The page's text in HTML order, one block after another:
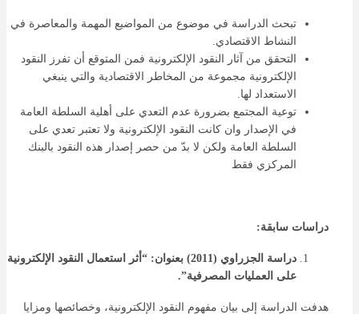
تبحث الدراسة في موضوع من المواضيع المهمة والمعاصرة في
النشاط الاقتصادي.
التحقق من آثار النقود الإلكترونية فمن المتوقع أن تفرز النقود
الإلكترونية مجموعة من المخاطر الاقتصادية والتي ينبغي
الاستعداد لها.
توعية المجتمع بضرورة عدم التعدي على أهلية السلطة العامة
في الإصدار وان كانت النقود الإلكترونية ولا تعتبر تعدي على
السلطة العامة ولكن لا بدّ من حصر إصدار هذه النقود بالبنك
المركزي فقط
دراسات سابقة:
دراسة الجزراوي (2011) بعنوان: “أثر استعمال النقود الإلكترونية
على العمليات المصرفية”.
هدفت الدراسة إلى بيان مفهوم النقود الإلكترونية، وخصائصها ومزايا